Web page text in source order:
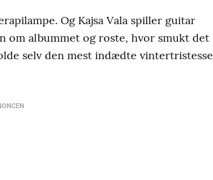
Og Kajsa Vala spiller guitar
om albummet og roste, hvor smukt det
selv den mest indædte vintertristesse